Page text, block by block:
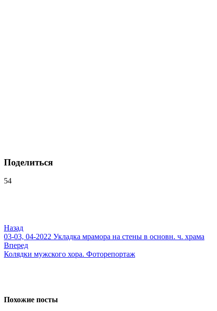
Поделиться
54
Назад
03-03, 04-2022 Укладка мрамора на стены в основн. ч. храма
Вперед
Колядки мужского хора. Фоторепортаж
Похожие посты